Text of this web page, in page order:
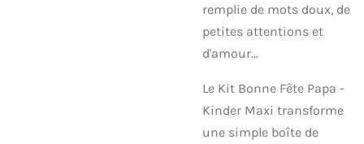
remplie de mots doux, de
petites attentions et
d'amour...
Le Kit Bonne Fête Papa -
Kinder Maxi transforme
une simple boîte de